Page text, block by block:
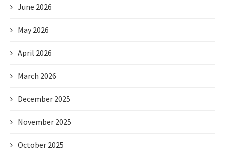
June 2026
May 2026
April 2026
March 2026
December 2025
November 2025
October 2025